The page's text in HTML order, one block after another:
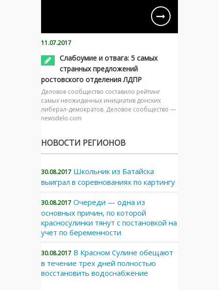
11.07.2017
Слабоумие и отвага: 5 самых
странных предложений
ростовского отделения ЛДПР
Деловое сообщество составило рейтинг
самых неожиданных инициатив донских
либерал-демократов. Деловое сообщество —
newsdelo.com
НОВОСТИ РЕГИОНОВ
30.08.2017 Школьник из Батайска
выиграл в соревнованиях по картингу
30.08.2017 Очереди — одна из
основных причин, по которой
красносулинки тянут с постановкой на
учет по беременности
30.08.2017 В Красном Сулине обещают
в течение трех дней полностью
восстановить водоснабжение